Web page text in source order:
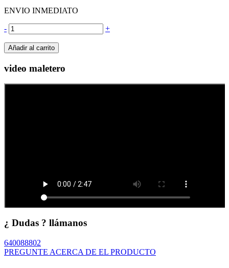
ENVIO INMEDIATO
- +
Añadir al carrito
video maletero
¿ Dudas ? llámanos
640088802
PREGUNTE ACERCA DE EL PRODUCTO